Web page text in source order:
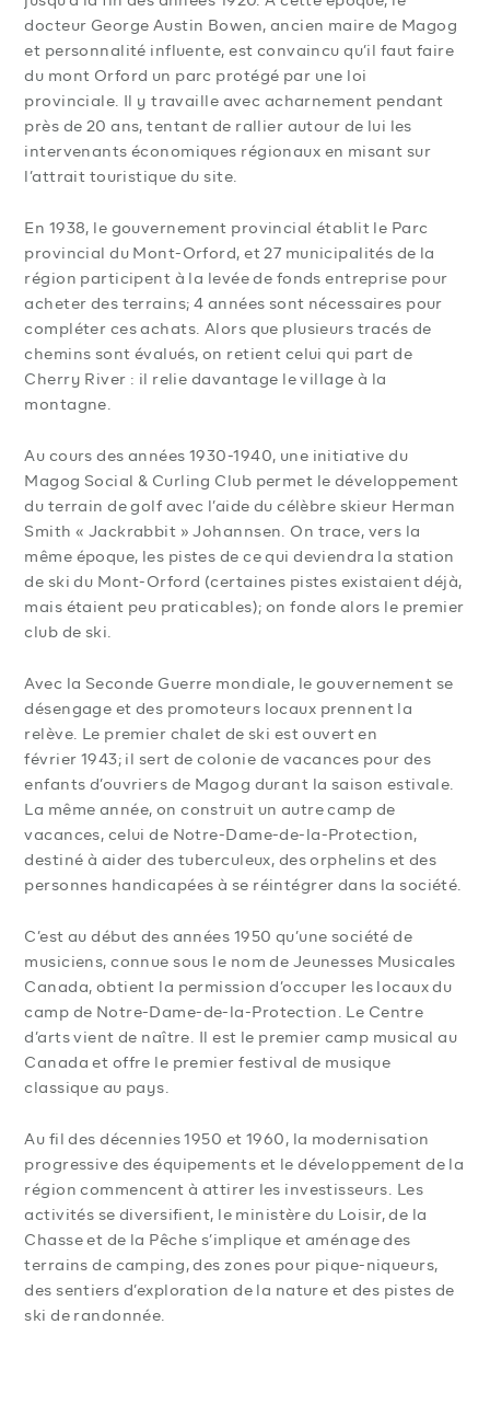
docteur George Austin Bowen, ancien maire de Magog
et personnalité influente, est convaincu qu’il faut faire
du mont Orford un parc protégé par une loi
provinciale. Il y travaille avec acharnement pendant
près de 20 ans, tentant de rallier autour de lui les
intervenants économiques régionaux en misant sur
l’attrait touristique du site.
En 1938, le gouvernement provincial établit le Parc
provincial du Mont-Orford, et 27 municipalités de la
région participent à la levée de fonds entreprise pour
acheter des terrains; 4 années sont nécessaires pour
compléter ces achats. Alors que plusieurs tracés de
chemins sont évalués, on retient celui qui part de
Cherry River : il relie davantage le village à la
montagne.
Au cours des années 1930-1940, une initiative du
Magog Social & Curling Club permet le développement
du terrain de golf avec l’aide du célèbre skieur Herman
Smith « Jackrabbit » Johannsen. On trace, vers la
même époque, les pistes de ce qui deviendra la station
de ski du Mont-Orford (certaines pistes existaient déjà,
mais étaient peu praticables); on fonde alors le premier
club de ski.
Avec la Seconde Guerre mondiale, le gouvernement se
désengage et des promoteurs locaux prennent la
relève. Le premier chalet de ski est ouvert en
février 1943; il sert de colonie de vacances pour des
enfants d’ouvriers de Magog durant la saison estivale.
La même année, on construit un autre camp de
vacances, celui de Notre-Dame-de-la-Protection,
destiné à aider des tuberculeux, des orphelins et des
personnes handicapées à se réintégrer dans la société.
C’est au début des années 1950 qu’une société de
musiciens, connue sous le nom de Jeunesses Musicales
Canada, obtient la permission d’occuper les locaux du
camp de Notre-Dame-de-la-Protection. Le Centre
d’arts vient de naître. Il est le premier camp musical au
Canada et offre le premier festival de musique
classique au pays.
Au fil des décennies 1950 et 1960, la modernisation
progressive des équipements et le développement de la
région commencent à attirer les investisseurs. Les
activités se diversifient, le ministère du Loisir, de la
Chasse et de la Pêche s’implique et aménage des
terrains de camping, des zones pour pique-niqueurs,
des sentiers d’exploration de la nature et des pistes de
ski de randonnée.